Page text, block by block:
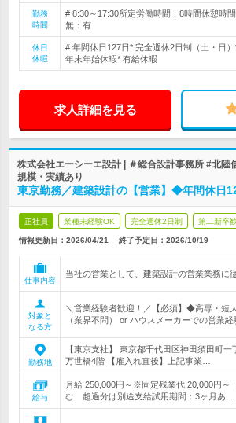
勤務
時間
# 8:30～17:30所定労働時間：8時間休憩時
無：有
休日
休暇
# 年間休日127日* 完全週休2日制（土・日
年末年始休暇* 有給休暇
求人詳細を見る
株式会社エーシーエ設計 | ＃総合設計事務所 #北陸
規模・実績あり
東京勤務／建築設計の【営業】◆年間休日
正社員 業種未経験OK 完全週休2日制 第二新卒
情報更新日：2026/04/21 終了予定日： 2026/10/19
仕事内容
当社の営業として、建築設計の営業業務に
対象と
なる方
＼営業経験者歓迎！／【必須】◆高専・短
（業界不問） or ハウスメーカーでの営業経
勤務地
【東京支社】 東京都千代田区神田須田町一
万世橋4階 【雇入れ直後】上記事業…
給与
月給 250,000円～※固定残業代 20,000円～
む 超過分は別途支給試用期間：3ヶ月あ…